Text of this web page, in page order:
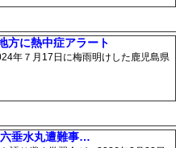
方に熱中症アラート
年７月17日に梅雨明けした鹿児島県
垂水丸遭難事…